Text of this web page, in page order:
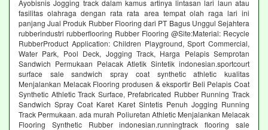
Ayobisnis Jogging track dalam kamus artinya lintasan lari laun atau
fasilitas olahraga dengan rata rata area tempat olah raga lari ini
panjang Jual Produk Rubber Flooring dari PT Bagus Unggul Sejahtera
rubberindustri rubberflooring Rubber Flooring @Site:Material: Recycle
RubberProduct Application: Children Playground, Sport Commercial,
Water Park, Pool Deck, Jogging Track, Harga Pelapis Semprotan
Sandwich Permukaan Pelacak Atletik Sintetik indonesian.sportcourt
surface sale sandwich spray coat synthetic athletic kualitas
Menjalankan Melacak Flooring produsen & eksportir Beli Pelapis Coat
Synthetic Athletic Track Surface, Prefabricated Rubber Running Track
Sandwich Spray Coat Karet Karet Sintetis Penuh Jogging Running
Track Permukaan. ada murah Poliuretan Athletic Menjalankan Melacak
Flooring Synthetic Rubber indonesian.runningtrack flooring sale